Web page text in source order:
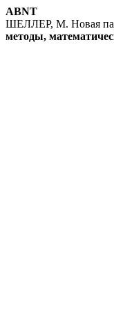
ABNT
ШЕЛЛЕР, М. Новая
методы,